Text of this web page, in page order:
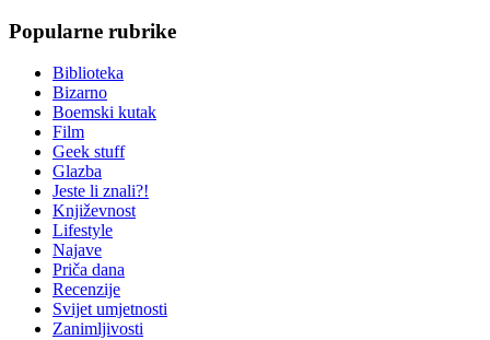
Popularne rubrike
Biblioteka
Bizarno
Boemski kutak
Film
Geek stuff
Glazba
Jeste li znali?!
Književnost
Lifestyle
Najave
Priča dana
Recenzije
Svijet umjetnosti
Zanimljivosti